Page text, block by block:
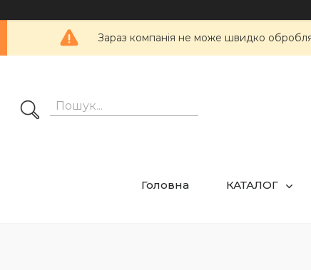
Зараз компанія не може швидко
Головна КАТАЛОГ